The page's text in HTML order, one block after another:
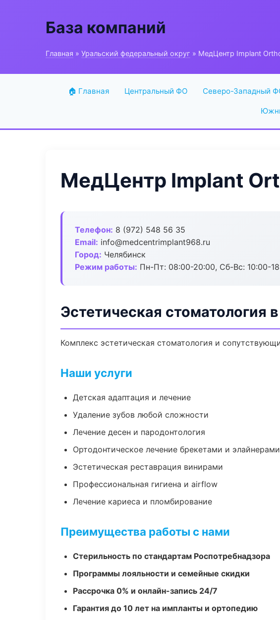
База компаний
Главная » Уральский федеральный округ » МедЦентр Implant
🏠 Главная Центральный ФО Северо-Западный
МедЦентр Implant
Телефон: 8 (972) 548 56 35
Email: info@medcentrimplant968.ru
Город: Челябинск
Режим работы: Пн-Пт: 08:00-20:00, Сб-Вс: 10:00-
Эстетическая стоматология
Комплекс эстетическая стоматология и
Наши услуги
Детская адаптация и лечение
Удаление зубов любой сложности
Лечение десен и пародонтология
Ортодонтическое лечение брекетами и элайнерами
Эстетическая реставрация винирами
Профессиональная гигиена и airflow
Лечение кариеса и пломбирование
Преимущества работы с нами
Стерильность по стандартам Роспотребнадзора
Программы лояльности и семейные скидки
Рассрочка 0% и онлайн-запись 24/7
Гарантия до 10 лет на импланты и ортопедию